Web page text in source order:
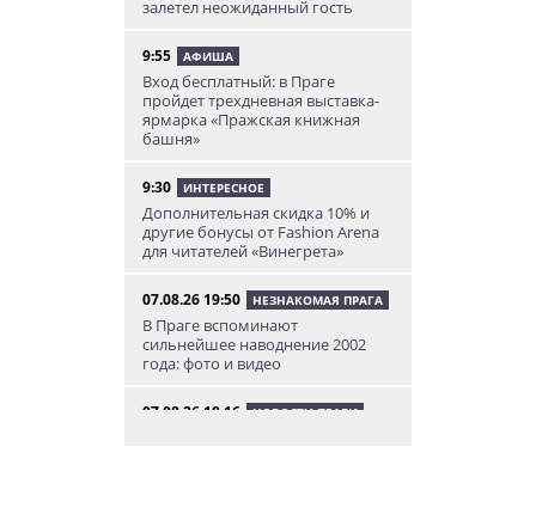
залетел неожиданный гость
9:55 АФИША
Вход бесплатный: в Праге
пройдет трехдневная выставка-
ярмарка «Пражская книжная
башня»
9:30 ИНТЕРЕСНОЕ
Дополнительная скидка 10% и
другие бонусы от Fashion Arena
для читателей «Винегрета»
07.08.26 19:50 НЕЗНАКОМАЯ ПРАГА
В Праге вспоминают
сильнейшее наводнение 2002
года: фото и видео
07.08.26 18:16 НОВОСТИ ПРАГИ